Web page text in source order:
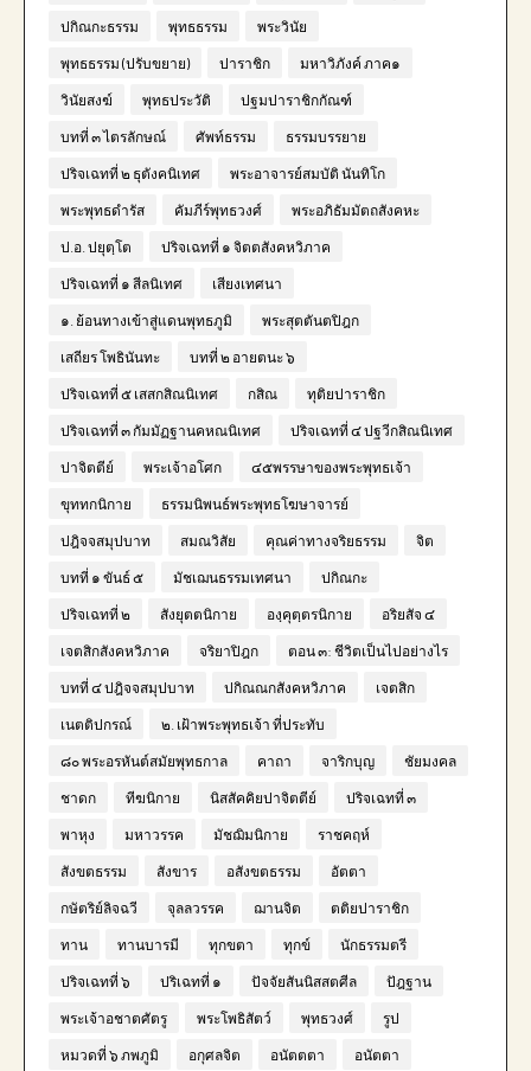
ปกิณกะธรรม พุทธธรรม พระวินัย
พุทธธรรม (ปรับขยาย) ปาราชิก มหาวิภังค์ ภาค๑
วินัยสงฆ์ พุทธประวัติ ปฐมปาราชิกกัณฑ์
บทที่ ๓ ไตรลักษณ์ ศัพท์ธรรม ธรรมบรรยาย
ปริจเฉทที่ ๒ ธุตังคนิเทศ พระอาจารย์สมบัติ นันทิโก
พระพุทธดำรัส คัมภีร์พุทธวงศ์ พระอภิธัมมัตถสังคหะ
ป.อ. ปยุตฺโต ปริจเฉทที่ ๑ จิตตสังคหวิภาค
ปริจเฉทที่ ๑ สีลนิเทศ เสียงเทศนา
๑. ย้อนทางเข้าสู่แดนพุทธภูมิ พระสุตตันตปิฎก
เสถียร โพธินันทะ บทที่ ๒ อายตนะ ๖
ปริจเฉทที่ ๕ เสสกสิณนิเทศ กสิณ ทุติยปาราชิก
ปริจเฉทที่ ๓ กัมมัฏฐานคหณนิเทศ ปริจเฉทที่ ๔ ปฐวีกสิณนิเทศ
ปาจิตตีย์ พระเจ้าอโศก ๔๕พรรษาของพระพุทธเจ้า
ขุททกนิกาย ธรรมนิพนธ์พระพุทธโฆษาจารย์
ปฎิจจสมุปบาท สมณวิสัย คุณค่าทางจริยธรรม จิต
บทที่ ๑ ขันธ์ ๕ มัชเฌนธรรมเทศนา ปกิณกะ
ปริจเฉทที่ ๒ สังยุตตนิกาย องฺคุตฺตรนิกาย อริยสัจ ๔
เจตสิกสังคหวิภาค จริยาปิฎก ตอน ๓: ชีวิตเป็นไปอย่างไร
บทที่ ๔ ปฎิจจสมุปบาท ปกิณณกสังคหวิภาค เจตสิก
เนตติปกรณ์ ๒. เฝ้าพระพุทธเจ้า ที่ประทับ
๘๐ พระอรหันต์สมัยพุทธกาล คาถา จาริกบุญ ชัยมงคล
ชาดก ทีฆนิกาย นิสสัคคิยปาจิตตีย์ ปริจเฉทที่ ๓
พาหุง มหาวรรค มัชฌิมนิกาย ราชคฤห์
สังขตธรรม สังขาร อสังขตธรรม อัตตา
กษัตริย์ลิจฉวี จุลลวรรค ฌานจิต ตติยปาราชิก
ทาน ทานบารมี ทุกขตา ทุกข์ นักธรรมตรี
ปริจเฉทที่ ๖ ปริเฉทที่ ๑ ปัจจัยสันนิสสตศีล ปัฎฐาน
พระเจ้าอชาตศัตรู พระโพธิสัตว์ พุทธวงศ์ รูป
หมวดที่ ๖ ภพภูมิ อกุศลจิต อนัตตตา อนัตตา